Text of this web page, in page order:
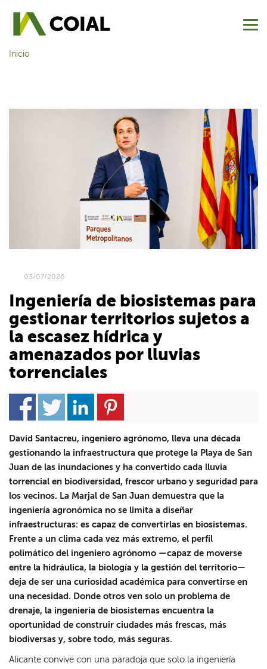
Inicio
03/07/2026
Ingeniería de biosistemas para
gestionar territorios sujetos a
la escasez hídrica y
amenazados por lluvias
torrenciales
David Santacreu, ingeniero agrónomo, lleva una década
gestionando la infraestructura que protege la Playa de San
Juan de las inundaciones y ha convertido cada lluvia
torrencial en biodiversidad, frescor urbano y seguridad para
los vecinos. La Marjal de San Juan demuestra que la
ingeniería agronómica no se limita a diseñar
infraestructuras: es capaz de convertirlas en biosistemas.
Frente a un clima cada vez más extremo, el perfil
polimático del ingeniero agrónomo —capaz de moverse
entre la hidráulica, la biología y la gestión del territorio—
deja de ser una curiosidad académica para convertirse en
una necesidad. Donde otros ven solo un problema de
drenaje, la ingeniería de biosistemas encuentra la
oportunidad de construir ciudades más frescas, más
biodiversas y, sobre todo, más seguras.
Alicante convive con una paradoja que solo la ingeniería